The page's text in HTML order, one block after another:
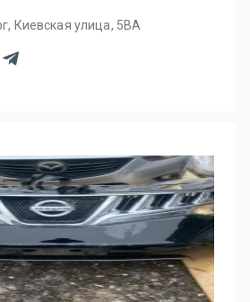
Киевская улица, 5ВА